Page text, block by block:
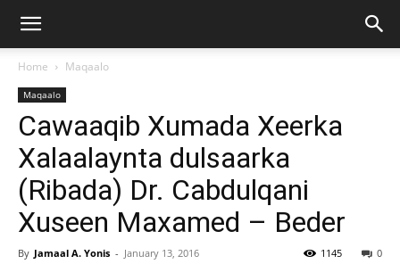
Home Maqaalo
Maqaalo
Cawaaqib Xumada Xeerka
Xalaalaynta dulsaarka
(Ribada) Dr. Cabdulqani
Xuseen Maxamed – Beder
By Jamaal A. Yonis - January 13, 2016 0
1145